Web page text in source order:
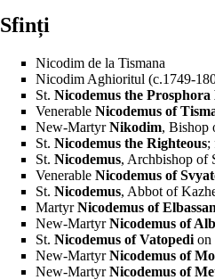
Sfinți
Nicodim de la Tismana
Nicodim Aghioritul (c.1749-
St. Nicodemus the
Venerable Nicodemus of
New-Martyr Nikodim, Bishop
St. Nicodemus the Righteous;
St. Nicodemus, Archbishop of
Venerable Nicodemus of
St. Nicodemus, Abbot of
Martyr Nicodemus of
New-MartyrNicodemus of
St. Nicodemus of Vatopedi on
New-MartyrNicodemus of
New-MartyrNicodemus of